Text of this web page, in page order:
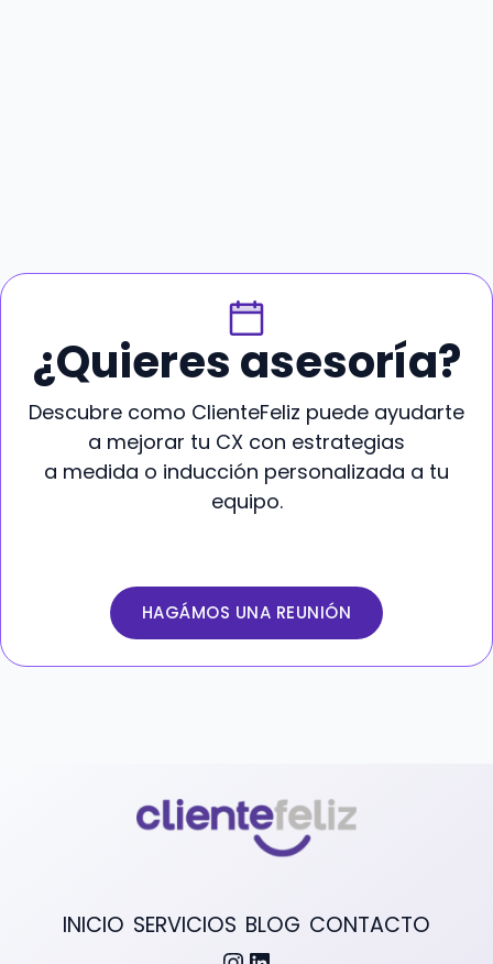
¿Quieres asesoría?
Descubre como ClienteFeliz puede ayudarte
a mejorar tu CX con estrategias
a medida o inducción personalizada a tu
equipo.
HAGÁMOS UNA REUNIÓN
INICIO SERVICIOS BLOG CONTACTO